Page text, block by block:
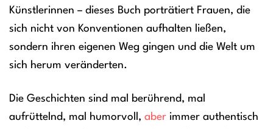
Künstlerinnen – dieses Buch porträtiert Frauen, die
sich nicht von Konventionen aufhalten ließen,
sondern ihren eigenen Weg gingen und die Welt um
sich herum veränderten.
Die Geschichten sind mal berührend, mal
aufrüttelnd, mal humorvoll, aber immer authentisch